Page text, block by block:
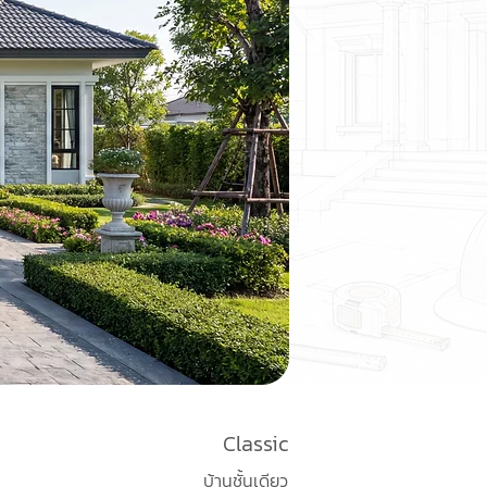
Classic
บ้านชั้นเดียว